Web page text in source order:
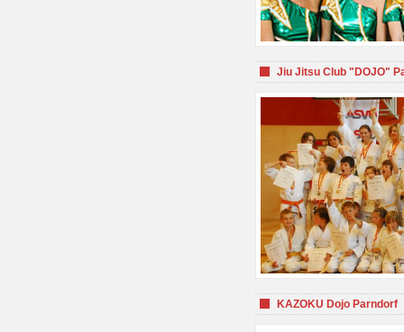
Jiu Jitsu Club "DOJO"
KAZOKU Dojo Parndorf